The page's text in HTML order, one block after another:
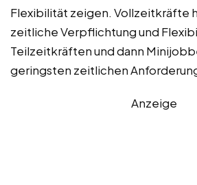
Flexibilität zeigen. Vollzeitkräfte
zeitliche Verpflichtung und
Teilzeitkräften und dann
geringsten zeitlichen
Anzeige